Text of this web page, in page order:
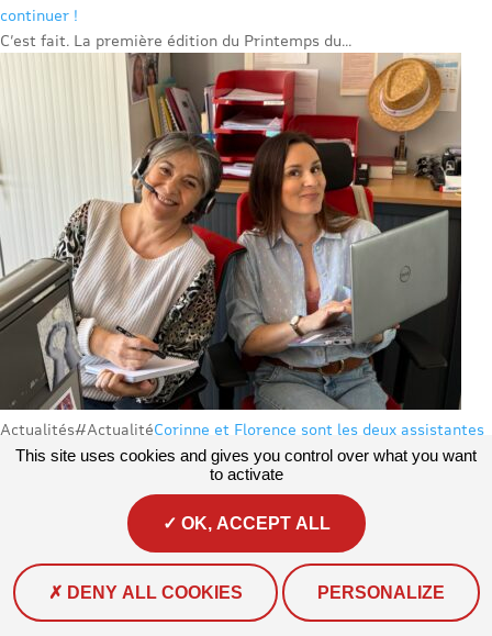
continuer !
C’est fait. La première édition du Printemps du...
Actualités#ActualitéCorinne et Florence sont les deux assistantes
de l’association.
Au quotidien, elles assurent la gestion des volets...
This site uses cookies and gives you control over what you want
to activate
OK, ACCEPT ALL
DENY ALL COOKIES PERSONALIZE